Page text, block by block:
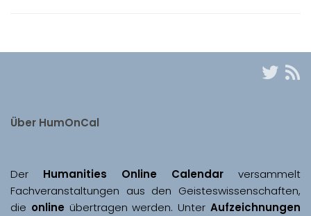
Über HumOnCal
Der Humanities Online Calendar versammelt
Fachveranstaltungen aus den Geisteswissenschaften,
die online übertragen werden. Unter Aufzeichnungen